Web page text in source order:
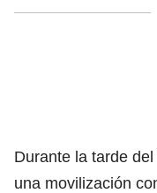
Durante la tarde
una movilización